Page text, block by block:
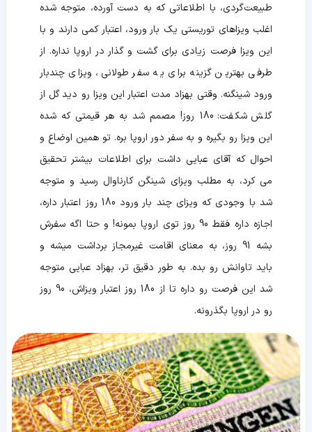
طبیعت‌گردی، با اطلاعاتی که به دست آورده، متوجه شده
اغلب ویزاهای توریستی یک بار ورود، اعتبار کمی دارند و با
این ویزا فرصت زیادی برای گشت و گذار در اروپا نداره. از
طرفی بهترین گزینه برای یه سفر طولانی، ویزای چندبار
ورود شینگنه. وقتی بهزاد مدت اعتبار این ویزا رو دید گل از
گلش شکفت: 180 روز! مصمم شد به هر قیمتی که شده
این ویزا رو بگیره و به سفر دور اروپا بره. تو همین اوضاع و
احوال که آقای عبایی داشت برای اطلاعات بیشتر تحقیق
می کرد، به مطلب ویزای شینگن کارناوال رسید و متوجه
شد با وجودی که ویزای چند بار ورود 180 روز اعتبار داره،
اجازه داره فقط 90 روز توی اروپا بمونه! و حتا اگه سفرش
بشه 91 روز، به معنای اقامت غیرمجاز برداشت میشه و
باید تاوانش رو بده. به طور دقیق تر، بهزاد عبایی متوجه
شد این فرصت رو داره تا از 180 روز اعتبار ویزاش، 90 روز
رو در اروپا بگذرونه.